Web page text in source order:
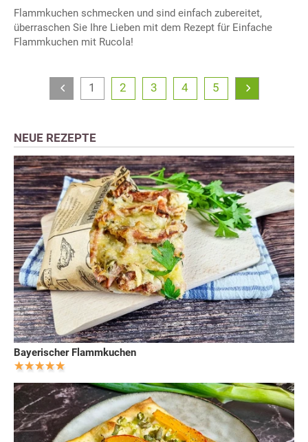
Flammkuchen schmecken und sind einfach zubereitet,
überraschen Sie Ihre Lieben mit dem Rezept für Einfache
Flammkuchen mit Rucola!
1 2 3 4 5
NEUE REZEPTE
Bayerischer Flammkuchen